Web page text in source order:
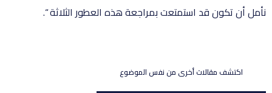
نأمل أن تكون قد استمتعت بمراجعة هذه العطور الثلاثة “.
اكتشف مقالات أخرى من نفس الموضوع